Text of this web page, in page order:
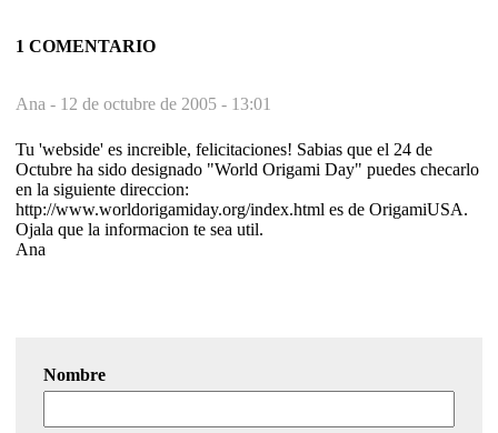
1 COMENTARIO
Ana - 12 de octubre de 2005 - 13:01
Tu 'webside' es increible, felicitaciones! Sabias que el 24 de
Octubre ha sido designado "World Origami Day" puedes checarlo
en la siguiente direccion:
http://www.worldorigamiday.org/index.html es de OrigamiUSA.
Ojala que la informacion te sea util.
Ana
Nombre